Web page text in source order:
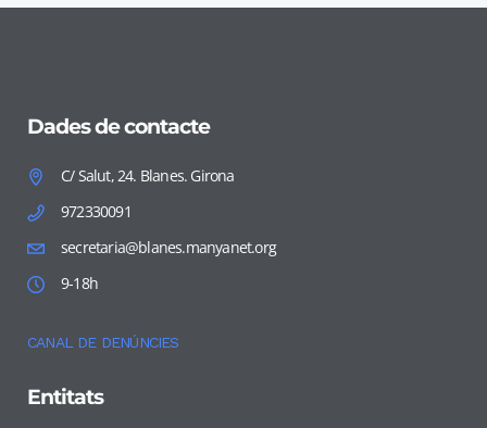
Dades de contacte
C/ Salut, 24. Blanes. Girona
972330091
secretaria@blanes.manyanet.org
9-18h
CANAL DE DENÚNCIES
Entitats